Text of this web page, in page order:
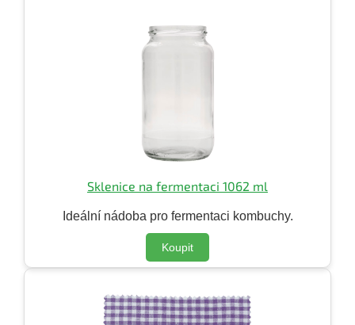
Sklenice na fermentaci 1062 ml
Ideální nádoba pro fermentaci kombuchy.
Koupit